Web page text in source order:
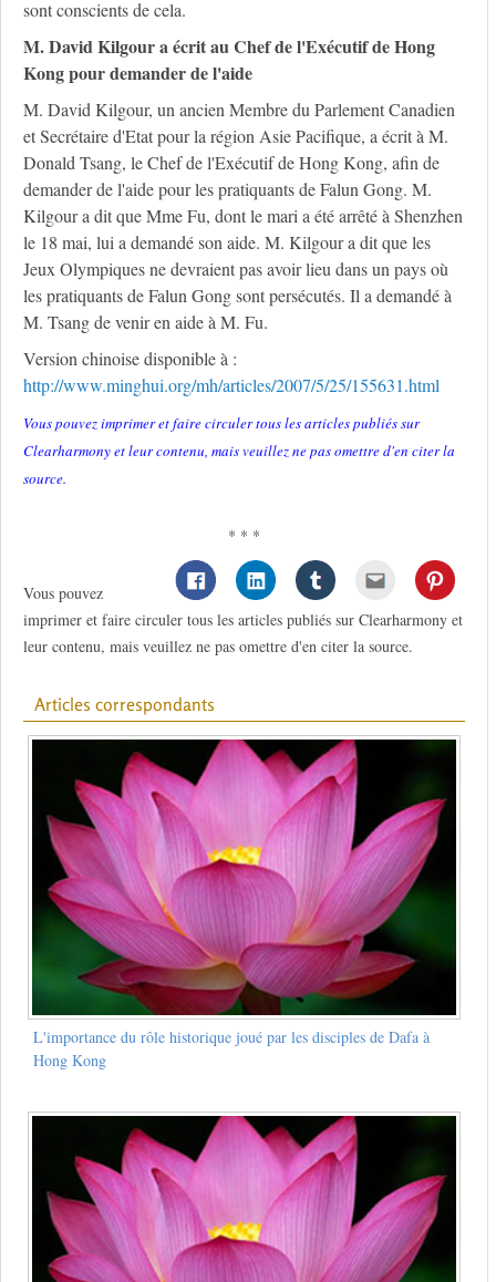
sont conscients de cela.
M. David Kilgour a écrit au Chef de l'Exécutif de Hong
Kong pour demander de l'aide
M. David Kilgour, un ancien Membre du Parlement Canadien
et Secrétaire d'Etat pour la région Asie Pacifique, a écrit à M.
Donald Tsang, le Chef de l'Exécutif de Hong Kong, afin de
demander de l'aide pour les pratiquants de Falun Gong. M.
Kilgour a dit que Mme Fu, dont le mari a été arrêté à Shenzhen
le 18 mai, lui a demandé son aide. M. Kilgour a dit que les
Jeux Olympiques ne devraient pas avoir lieu dans un pays où
les pratiquants de Falun Gong sont persécutés. Il a demandé à
M. Tsang de venir en aide à M. Fu.
Version chinoise disponible à :
http://www.minghui.org/mh/articles/2007/5/25/155631.html
Vous pouvez imprimer et faire circuler tous les articles publiés sur
Clearharmony et leur contenu, mais veuillez ne pas omettre d'en citer la
source.
* * *
Vous pouvez
imprimer et faire circuler tous les articles publiés sur Clearharmony et
leur contenu, mais veuillez ne pas omettre d'en citer la source.
Articles correspondants
L'importance du rôle historique joué par les disciples de Dafa à
Hong Kong